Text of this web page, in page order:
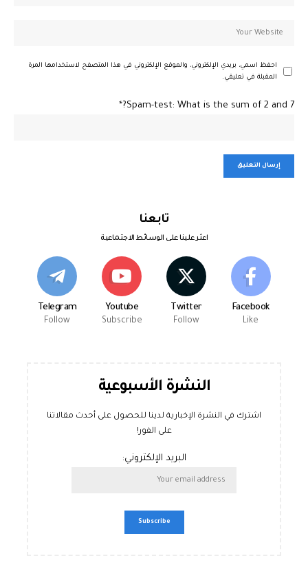
احفظ اسمي، بريدي الإلكتروني، والموقع الإلكتروني في هذا المتصفح لاستخدامها المرة
المقبلة في تعليقي.
Spam-test: What is the sum of 2 and 7?*
تابعنا
اعثر علينا على الوسائط الاجتماعية
Facebook
Like
Twitter
Follow
Youtube
Subscribe
Telegram
Follow
النشرة الأسبوعية
اشترك في النشرة الإخبارية لدينا للحصول على أحدث مقالاتنا
على الفور!
البريد الإلكتروني: